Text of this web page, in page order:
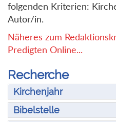
folgenden Kriterien:
Autor/in.
Näheres zum
Predigten Online...
Recherche
Kirchenjahr
Bibelstelle